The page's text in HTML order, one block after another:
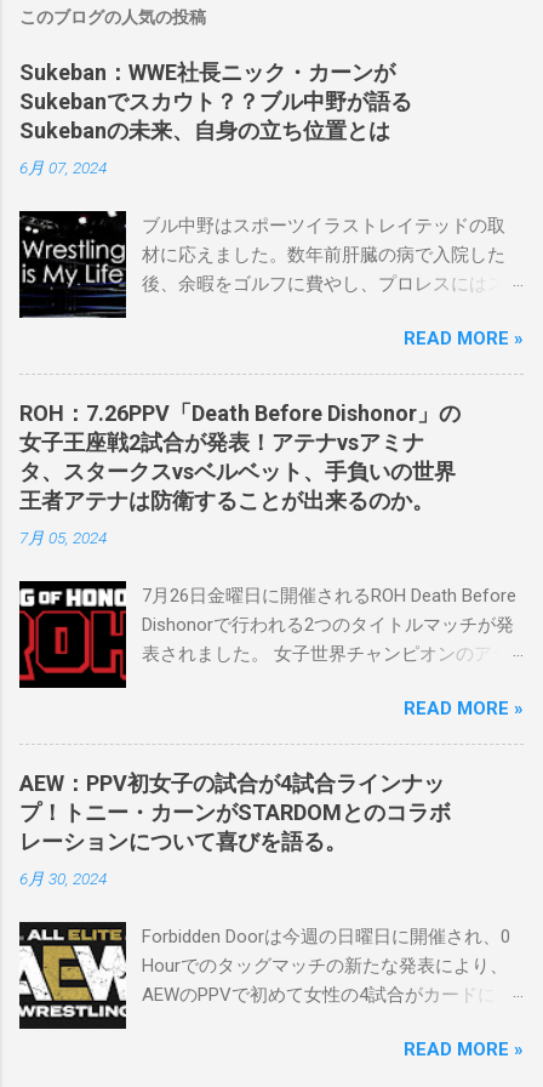
このブログの人気の投稿
Sukeban：WWE社長ニック・カーンが
Sukebanでスカウト？？ブル中野が語る
Sukebanの未来、自身の立ち位置とは
6月 07, 2024
ブル中野はスポーツイラストレイテッドの取
材に応えました。数年前肝臓の病で入院した
後、余暇をゴルフに費やし、プロレスにはス
ました。なお、新しいプロモーションは無限
の可能性に満ちており、先日WWEのニック・
カーン社長にスカウトされました。 「私は
2023年にスケバンのコミッショナーに任命さ
れました。スケバンの醍醐味は、日本独自の
文化の過去、現在、未来をリング上で見るこ
とができることです。何十年も前のスケバン
好きです。」 彼女は今、スケバンで重要な役
割を果たしています。 「今活躍している選手
をとても誇りに思い、応援しています。私の
ケバンのレスラーばかりです。私は彼らを私
の子供のように考えている」。 スケバンの最
新のショーは5月末に行われました。日本の女
子プロレスリーグがロサンゼルスでデビュー
し、5試合のカードが YouTube で公開されてい
野が見守る中、クラッシュ・ユウ選手を相手
にタイトル防衛に成功しました。 「スケバン
レスラーには無限の可能性を感じます。若く
スケバンがどこまで行くのか、コミッショナ
READ MORE »
ROH：7.26PPV「Death Before Dishonor」の
女子王座戦2試合が発表！アテナvsアミナ
タ、スタークスvsベルベット、手負いの世界
王者アテナは防衛することが出来るのか。
7月 05, 2024
7月26日金曜日に開催されるROH Death Before
Dishonorで行われる2つのタイトルマッチが発
表されました。 女子世界チャンピオンのアテ
を防衛することになりました。この試合は木
曜日のROHで発表されました。アテナは5月か
ら活動を休止しており、リング上での欠場は
ストーリー上の負傷が原因とされています。
女子世界チャンピオンは5月の最後の試合で怪
我の恐怖に苦しみましたが、それはストーリ
Dishonorでタイトルを防衛します。PPVでレッ
ド・ベルベッドを相手にROH Women's TV 王
座の防衛戦を行います。 木曜日の放送では、
Championship Proving Groundの試合でウィー
READ MORE »
AEW：PPV初女子の試合が4試合ラインナッ
プ！トニー・カーンがSTARDOMとのコラボ
レーションについて喜びを語る。
6月 30, 2024
Forbidden Doorは今週の日曜日に開催され、0
Hourでのタッグマッチの新たな発表により、
AEWのPPVで初めて女性の4試合がカードに含
行われたメディアとの電話会議で、AEWのト
READ MORE »